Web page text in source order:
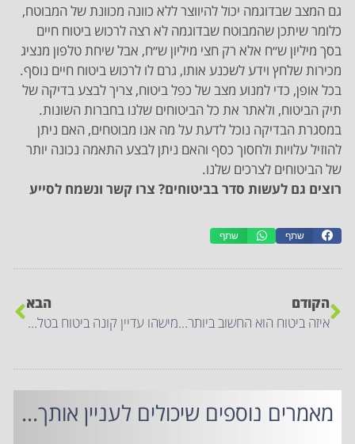
גם המצב שבדוגמה יכול להיווצר ללא כוונה מכוונת של המבוטח,
כלומר שיתכן שהמבוטח שבדוגמה לא רצה לרכוש ביטוח חיים
בסך מיליון ש״ח אלא רק חצי מיליון ש״ח, אבל שיחת טלפון מנציג
מכירות שלחץ וידע לשכנע אותו, גרם לו לרכוש ביטוח חיים נוסף.
בכל אופן, כדי למנוע מצב של כפל ביטוח, צריך לבצע בדיקה של
תיק הביטוח, ולאתר את כל הביטוחים שלנו בחברות השונות.
במסגרת הבדיקה נוכל לדעת על מה אנו מבוטחים, האם ניתן
להוזיל עלויות ולחסוך כסף והאם ניתן לבצע התאמה נכונה יותר
של הביטוחים לצרכים שלנו.
רוצים גם לעשות סדר בביטוחים? צרו קשר ונשמח לסייע
שתף שתף
הקודם
איזה ביטוח הוא החשוב ביותר עבורי?
הבא
מישהו עדיין קונה ביטוח בטלפון?
מאמרים נוספים שיכולים לעניין אותך...